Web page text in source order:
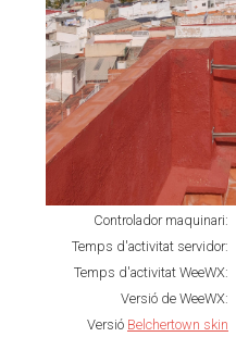
Controlador maquinari:
Temps d'activitat servidor:
Temps d'activitat WeeWX:
Versió de WeeWX:
Versió Belchertown skin